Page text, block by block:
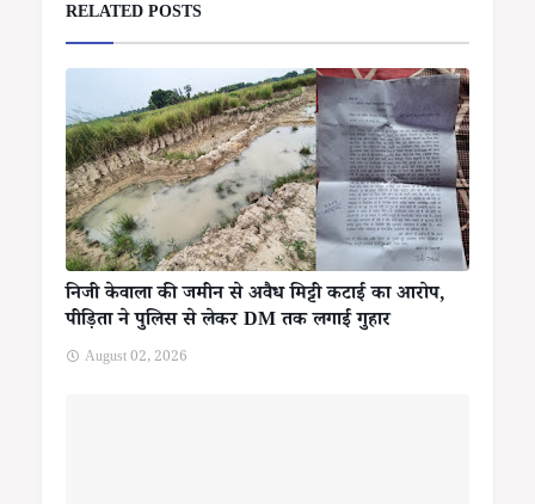
RELATED POSTS
निजी केवाला की जमीन से अवैध मिट्टी कटाई का आरोप,
पीड़िता ने पुलिस से लेकर DM तक लगाई गुहार
August 02, 2026